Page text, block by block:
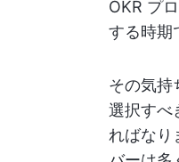
OKR プ
する時期
その気持
選択すべ
ればなり